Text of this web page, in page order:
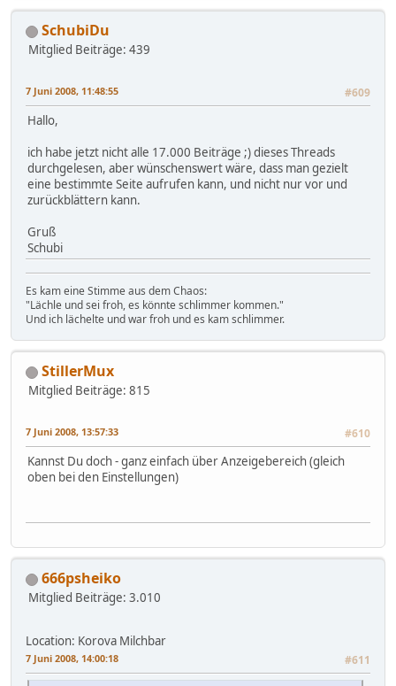
SchubiDu
Mitglied Beiträge: 439
7 Juni 2008, 11:48:55 #609
Hallo,
ich habe jetzt nicht alle 17.000 Beiträge ;) dieses Threads
durchgelesen, aber wünschenswert wäre, dass man gezielt
eine bestimmte Seite aufrufen kann, und nicht nur vor und
zurückblättern kann.
Gruß
Schubi
Es kam eine Stimme aus dem Chaos:
"Lächle und sei froh, es könnte schlimmer kommen."
Und ich lächelte und war froh und es kam schlimmer.
StillerMux
Mitglied Beiträge: 815
7 Juni 2008, 13:57:33 #610
Kannst Du doch - ganz einfach über Anzeigebereich (gleich
oben bei den Einstellungen)
666psheiko
Mitglied Beiträge: 3.010
Location: Korova Milchbar
7 Juni 2008, 14:00:18 #611